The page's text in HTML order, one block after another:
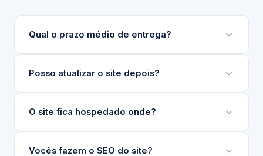
Qual o prazo médio de entrega?
Depende do escopo do projeto. Sites institucionais
Sempre apresentamos um cronograma detalhado
Posso atualizar o site depois?
Sim. Desenvolvemos um painel de gerenciamento
de técnico.
O site fica hospedado onde?
Indicamos e configuramos a hospedagem ideal para
Vocês fazem o SEO do site?